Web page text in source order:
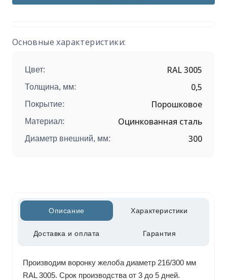
Основные характеристики:
Цвет: RAL 3005
Толщина, мм: 0,5
Покрытие: Порошковое
Материал: Оцинкованная сталь
Диаметр внешний, мм: 300
Описание Характеристики
Доставка и оплата Гарантия
Производим воронку желоба диаметр 216/300 мм
RAL 3005. Срок производства от 3 до 5 дней.